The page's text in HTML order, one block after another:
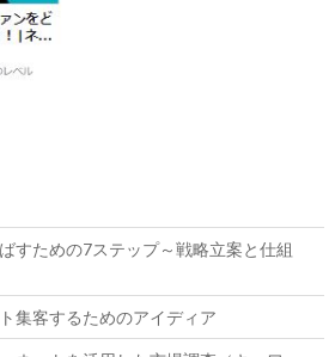
すための7ステップ～戦略立案と仕組
集客するためのアイディア